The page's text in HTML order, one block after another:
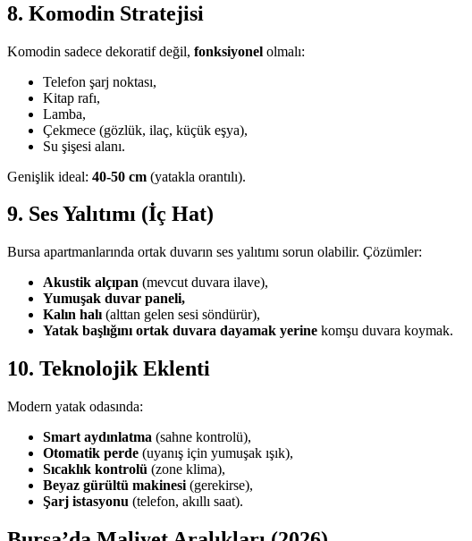
8. Komodin Stratejisi
Komodin sadece dekoratif değil, fonksiyonel olmalı:
Telefon şarj noktası,
Kitap rafı,
Lamba,
Çekmece (gözlük, ilaç, küçük eşya),
Su şişesi alanı.
Genişlik ideal: 40-50 cm (yatakla orantılı).
9. Ses Yalıtımı (İç Hat)
Bursa apartmanlarında ortak duvarın ses yalıtımı sorun olabilir. Çözümler:
Akustik alçıpan (mevcut duvara ilave),
Yumuşak duvar paneli,
Kalın halı (alttan gelen sesi söndürür),
Yatak başlığını ortak duvara dayamak yerine komşu duvara koymak.
10. Teknolojik Eklenti
Modern yatak odasında:
Smart aydınlatma (sahne kontrolü),
Otomatik perde (uyanış için yumuşak ışık),
Sıcaklık kontrolü (zone klima),
Beyaz gürültü makinesi (gerekirse),
Şarj istasyonu (telefon, akıllı saat).